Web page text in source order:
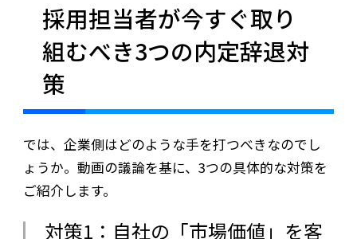
採用担当者が今すぐ取り
組むべき3つの内定辞退対
策
では、企業側はどのような手を打つべきなのでし
ょうか。動画の議論を基に、3つの具体的な対策を
ご紹介します。
対策1：自社の「市場価値」を客